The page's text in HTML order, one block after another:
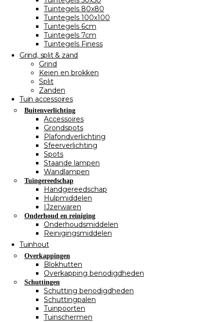
Tuintegels 80x80
Tuintegels 100x100
Tuintegels 6cm
Tuintegels 7cm
Tuintegels Finess
Grind, split & zand
Grind
Keien en brokken
Split
Zanden
Tuin accessoires
Buitenverlichting
Accessoires
Grondspots
Plafondverlichting
Sfeerverlichting
Spots
Staande lampen
Wandlampen
Tuingereedschap
Handgereedschap
Hulpmiddelen
IJzerwaren
Onderhoud en reiniging
Onderhoudsmiddelen
Reinigingsmiddelen
Tuinhout
Overkappingen
Blokhutten
Overkapping benodigdheden
Schuttingen
Schutting benodigdheden
Schuttingpalen
Tuinpoorten
Tuinschermen